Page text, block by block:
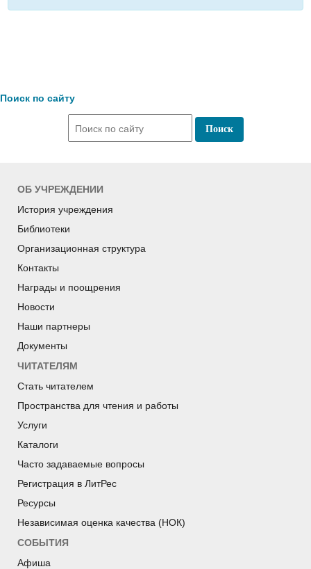
Поиск по сайту
ОБ УЧРЕЖДЕНИИ
История учреждения
Библиотеки
Организационная структура
Контакты
Награды и поощрения
Новости
Наши партнеры
Документы
ЧИТАТЕЛЯМ
Стать читателем
Пространства для чтения и работы
Услуги
Каталоги
Часто задаваемые вопросы
Регистрация в ЛитРес
Ресурсы
Независимая оценка качества (НОК)
СОБЫТИЯ
Афиша